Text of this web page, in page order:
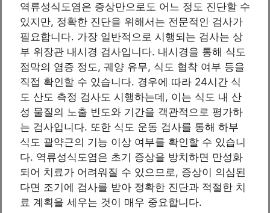
역류성식도염은 증상만으로도 어느 정도 진단할 수
있지만, 정확한 진단을 위해서는 전문적인 검사가
필요합니다. 가장 일반적으로 시행되는 검사는 상
부 위장관 내시경 검사입니다. 내시경을 통해 식도
점막의 염증 정도, 궤양 유무, 식도 협착 여부 등을
직접 확인할 수 있습니다. 경우에 따라 24시간 식
도 산도 측정 검사도 시행하는데, 이는 식도 내 산
성 물질의 노출 빈도와 기간을 객관적으로 평가하
는 검사입니다. 또한 식도 운동 검사를 통해 하부
식도 괄약근의 기능 이상 여부를 확인할 수 있습니
다. 역류성식도염은 초기 증상을 방치하면 만성화
되어 치료가 어려워질 수 있으므로, 증상이 의심된
다면 조기에 검사를 받아 정확한 진단과 적절한 치
료 계획을 세우는 것이 매우 중요합니다.